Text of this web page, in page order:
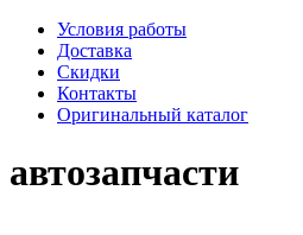
Условия работы
Доставка
Скидки
Контакты
Оригинальный каталог
автозапчасти